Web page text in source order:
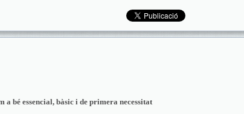
bé essencial, bàsic i de primera necessitat